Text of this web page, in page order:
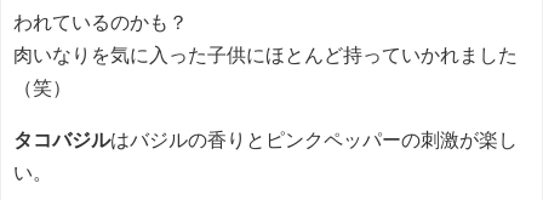
われているのかも？
肉いなりを気に入った子供にほとんど持っていかれました
（笑）
タコバジルはバジルの香りとピンクペッパーの刺激が楽し
い。